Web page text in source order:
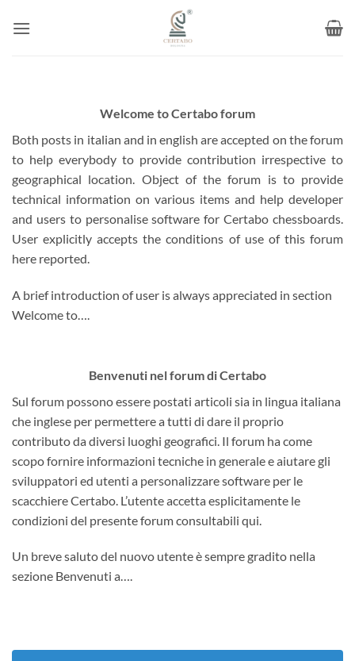
Welcome to Certabo forum
Both posts in italian and in english are accepted on the forum
to help everybody to provide contribution irrespective to
geographical location. Object of the forum is to provide
technical information on various items and help developer
and users to personalise software for Certabo chessboards.
User explicitly accepts the conditions of use of this forum
here reported.
A brief introduction of user is always appreciated in section
Welcome to….
Benvenuti nel forum di Certabo
Sul forum possono essere postati articoli sia in lingua italiana
che inglese per permettere a tutti di dare il proprio
contributo da diversi luoghi geografici. Il forum ha come
scopo fornire informazioni tecniche in generale e aiutare gli
sviluppatori ed utenti a personalizzare software per le
scacchiere Certabo. L’utente accetta esplicitamente le
condizioni del presente forum consultabili qui.
Un breve saluto del nuovo utente è sempre gradito nella
sezione Benvenuti a….